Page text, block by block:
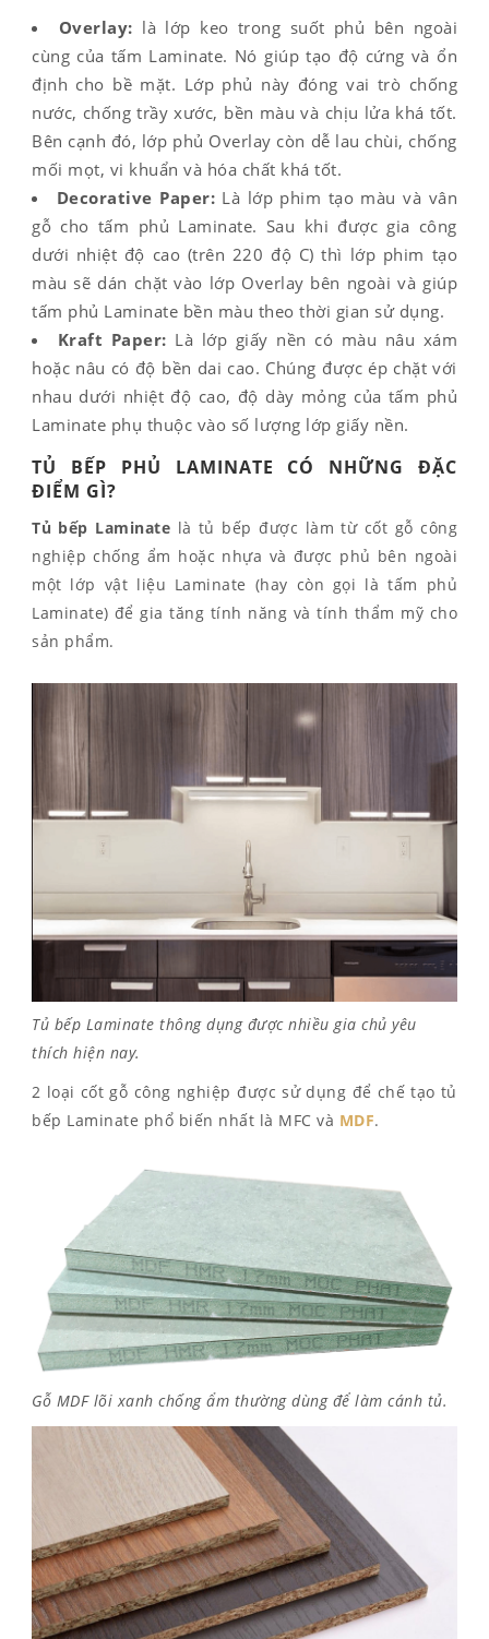
Overlay: là lớp keo trong suốt phủ bên ngoài
cùng của tấm Laminate. Nó giúp tạo độ cứng và ổn
định cho bề mặt. Lớp phủ này đóng vai trò chống
nước, chống trầy xước, bền màu và chịu lửa khá tốt.
Bên cạnh đó, lớp phủ Overlay còn dễ lau chùi, chống
mối mọt, vi khuẩn và hóa chất khá tốt.
Decorative Paper: Là lớp phim tạo màu và vân
gỗ cho tấm phủ Laminate. Sau khi được gia công
dưới nhiệt độ cao (trên 220 độ C) thì lớp phim tạo
màu sẽ dán chặt vào lớp Overlay bên ngoài và giúp
tấm phủ Laminate bền màu theo thời gian sử dụng.
Kraft Paper: Là lớp giấy nền có màu nâu xám
hoặc nâu có độ bền dai cao. Chúng được ép chặt với
nhau dưới nhiệt độ cao, độ dày mỏng của tấm phủ
Laminate phụ thuộc vào số lượng lớp giấy nền.
TỦ BẾP PHỦ LAMINATE CÓ NHỮNG ĐẶC
ĐIỂM GÌ?
Tủ bếp Laminate là tủ bếp được làm từ cốt gỗ công
nghiệp chống ẩm hoặc nhựa và được phủ bên ngoài
một lớp vật liệu Laminate (hay còn gọi là tấm phủ
Laminate) để gia tăng tính năng và tính thẩm mỹ cho
sản phẩm.
Tủ bếp Laminate thông dụng được nhiều gia chủ yêu
thích hiện nay.
2 loại cốt gỗ công nghiệp được sử dụng để chế tạo tủ
bếp Laminate phổ biến nhất là MFC và MDF.
Gỗ MDF lõi xanh chống ẩm thường dùng để làm cánh tủ.